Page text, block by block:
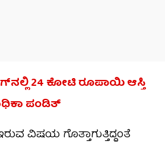
24 ಕೋಟಿ ರೂಪಾಯಿ ಆಸ್ತಿ
ಪಂಡಿತ್
ವಿಷಯ ಗೊತ್ತಾಗುತ್ತಿದ್ದಂತೆ